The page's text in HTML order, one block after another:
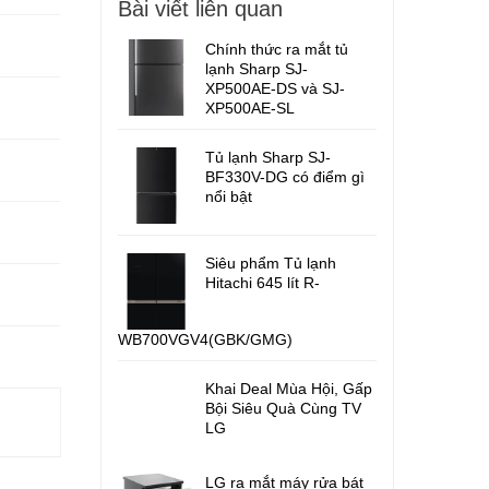
Bài viết liên quan
Chính thức ra mắt tủ
lạnh Sharp SJ-
XP500AE-DS và SJ-
XP500AE-SL
Tủ lạnh Sharp SJ-
BF330V-DG có điểm gì
nổi bật
Siêu phẩm Tủ lạnh
Hitachi 645 lít R-
WB700VGV4(GBK/GMG)
Khai Deal Mùa Hội, Gấp
Bội Siêu Quà Cùng TV
LG
LG ra mắt máy rửa bát